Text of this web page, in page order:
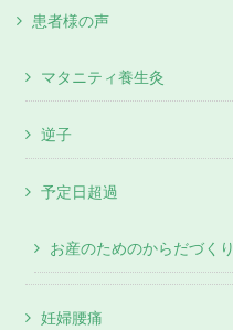
患者様の声
マタニティ養生灸
逆子
予定日超過
お産のためのからだづくり
妊婦腰痛